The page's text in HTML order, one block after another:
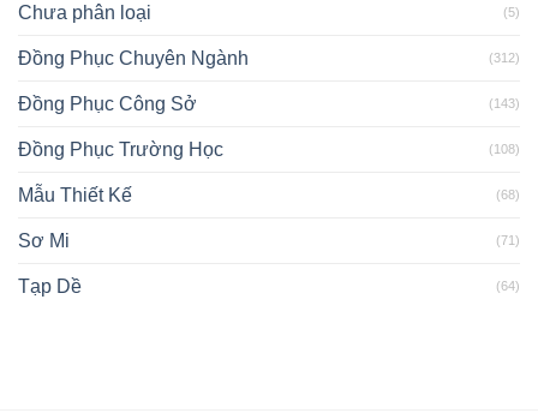
Chưa phân loại (5)
Đồng Phục Chuyên Ngành (312)
Đồng Phục Công Sở (143)
Đồng Phục Trường Học (108)
Mẫu Thiết Kế (68)
Sơ Mi (71)
Tạp Dề (64)